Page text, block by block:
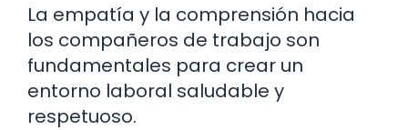
La empatía y la comprensión hacia
los compañeros de trabajo son
fundamentales para crear un
entorno laboral saludable y
respetuoso.